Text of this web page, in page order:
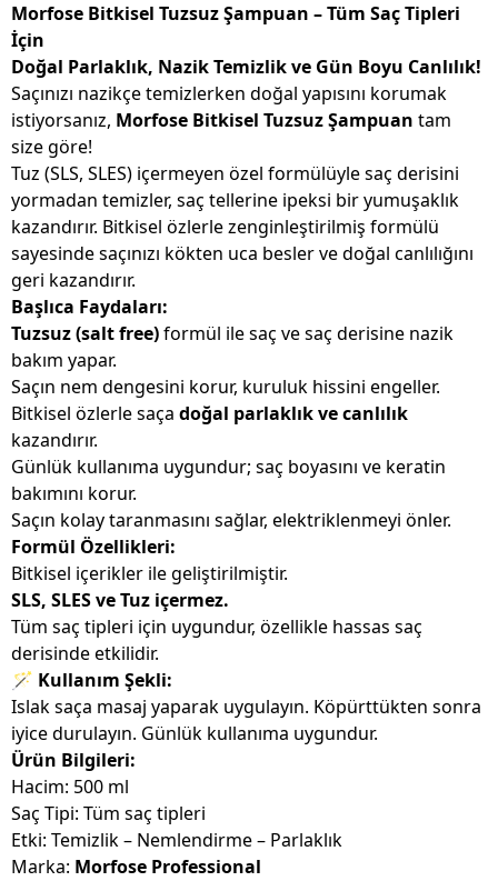
Morfose Bitkisel Tuzsuz Şampuan – Tüm Saç Tipleri
İçin
Doğal Parlaklık, Nazik Temizlik ve Gün Boyu Canlılık!
Saçınızı nazikçe temizlerken doğal yapısını korumak
istiyorsanız, Morfose Bitkisel Tuzsuz Şampuan tam
size göre!
Tuz (SLS, SLES) içermeyen özel formülüyle saç derisini
yormadan temizler, saç tellerine ipeksi bir yumuşaklık
kazandırır. Bitkisel özlerle zenginleştirilmiş formülü
sayesinde saçınızı kökten uca besler ve doğal canlılığını
geri kazandırır.
Başlıca Faydaları:
Tuzsuz (salt free)formül ile saç ve saç derisine nazik
bakım yapar.
Saçın nem dengesini korur, kuruluk hissini engeller.
Bitkisel özlerle saça doğal parlaklık ve canlılık
kazandırır.
Günlük kullanıma uygundur; saç boyasını ve keratin
bakımını korur.
Saçın kolay taranmasını sağlar, elektriklenmeyi önler.
Formül Özellikleri:
Bitkisel içerikler ile geliştirilmiştir.
SLS, SLES ve Tuz içermez.
Tüm saç tipleri için uygundur, özellikle hassas saç
derisinde etkilidir.
🪄 Kullanım Şekli:
Islak saça masaj yaparak uygulayın. Köpürttükten sonra
iyice durulayın. Günlük kullanıma uygundur.
Ürün Bilgileri:
Hacim: 500 ml
Saç Tipi: Tüm saç tipleri
Etki: Temizlik – Nemlendirme – Parlaklık
Marka: Morfose Professional